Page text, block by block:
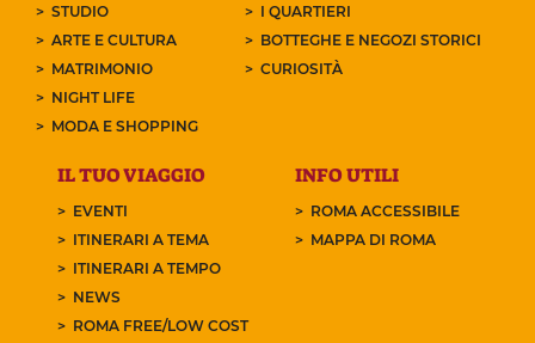
STUDIO
ARTE E CULTURA
MATRIMONIO
NIGHT LIFE
MODA E SHOPPING
I QUARTIERI
BOTTEGHE E NEGOZI STORICI
CURIOSITÀ
IL TUO VIAGGIO
EVENTI
ITINERARI A TEMA
ITINERARI A TEMPO
NEWS
ROMA FREE/LOW COST
INFO UTILI
ROMA ACCESSIBILE
MAPPA DI ROMA